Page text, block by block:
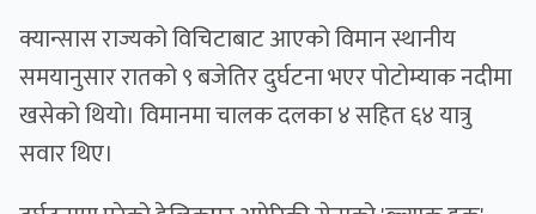
क्यान्सास राज्यको विचिटाबाट आएको विमान स्थानीय
समयानुसार रातको ९ बजेतिर दुर्घटना भएर पोटोम्याक नदीमा
खसेको थियो। विमानमा चालक दलका ४ सहित ६४ यात्रु
सवार थिए।